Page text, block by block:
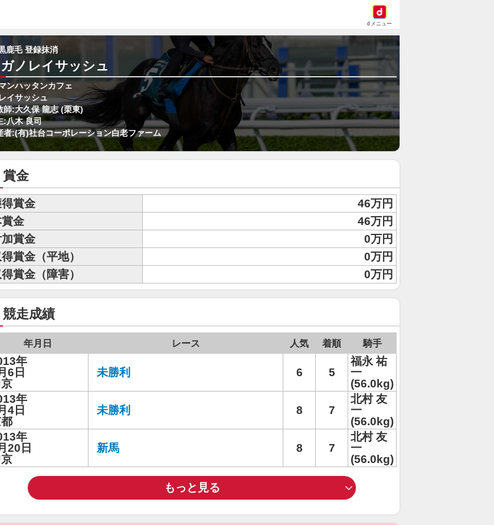
dメニュー
鹿毛 登録抹消
ノレイサッシュ
ンハッタンカフェ
イサッシュ
師:大久保 龍志 (栗東)
:八木 良司
者:(有)社台コーポレーション白老ファーム
賞金
賞金
46万円
金
46万円
賞金
0万円
賞金（平地）
0万円
賞金（障害）
0万円
競走成績
年月日 レース 人気 着順 騎手
年
6日
未勝利 6 5
福永 祐
一
(56.0kg)
年
4日
未勝利 8 7
北村 友
一
(56.0kg)
年
20日
新馬 8 7
北村 友
一
(56.0kg)
もっと見る